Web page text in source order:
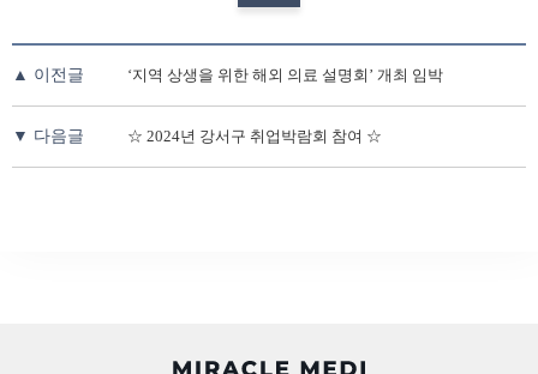
▲ 이전글 ‘지역 상생을 위한 해외 의료 설명회’ 개최 임박
▼ 다음글 ☆ 2024년 강서구 취업박람회 참여 ☆